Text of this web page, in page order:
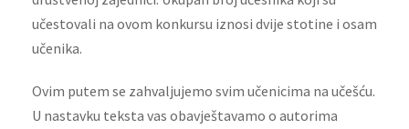
učestovali na ovom konkursu iznosi dvije stotine i osam
učenika.
Ovim putem se zahvaljujemo svim učenicima na učešću.
U nastavku teksta vas obavještavamo o autorima